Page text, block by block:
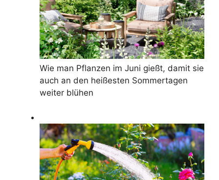
Wie man Pflanzen im Juni gießt, damit sie
auch an den heißesten Sommertagen
weiter blühen